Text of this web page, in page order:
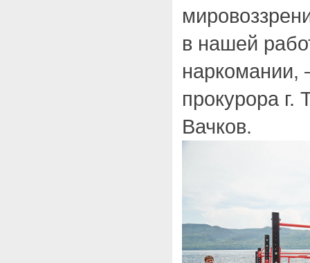
в нашей
наркомании,
прокурора г.
Вачков.